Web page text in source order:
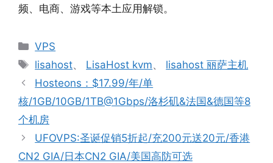
频、电商、游戏等本土应用解锁。
分
类
VPS
标
签
lisahost、 LisaHost kvm、 lisahost 丽萨主机
Hosteons：$17.99/年/单
核/1GB/10GB/1TB@1Gbps/洛杉矶&法国&德国等8
个机房
UFOVPS:圣诞促销5折起/充200元送20元/香港
CN2 GIA/日本CN2 GIA/美国高防可选